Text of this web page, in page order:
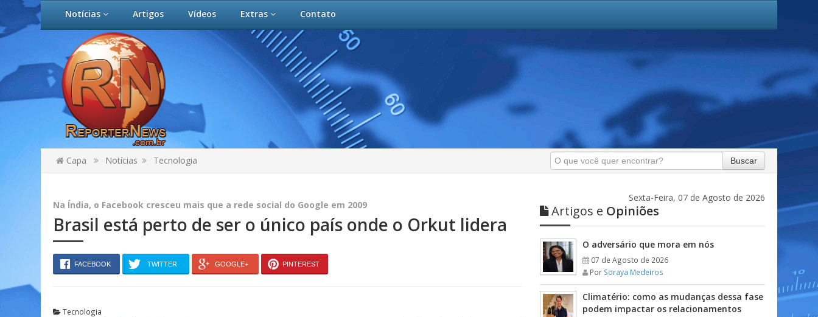
Notícias Artigos Vídeos Extras Contato
Capa Notícias Tecnologia Buscar
Na Índia, o Facebook cresceu mais que a rede social do Google em 2009
Brasil está perto de ser o único país onde o Orkut lidera
FACEBOOK TWITTER GOOGLE+ PINTEREST
Tecnologia
Sexta-Feira, 07 de Agosto de 2026
Artigos e Opiniões
O adversário que mora em nós
07 de Agosto de 2026
Por Soraya Medeiros
Climatério: como as mudanças dessa fase
podem impactar os relacionamentos